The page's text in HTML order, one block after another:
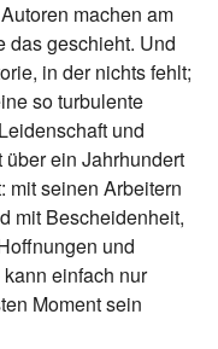
machen am
das geschieht. Und
in der nichts fehlt;
so turbulente
und
ein Jahrhundert
mit seinen Arbeitern
mit Bescheidenheit,
und
einfach nur
Moment sein